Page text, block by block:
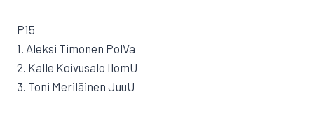
P15
1. Aleksi Timonen PolVa
2. Kalle Koivusalo IlomU
3. Toni Meriläinen JuuU